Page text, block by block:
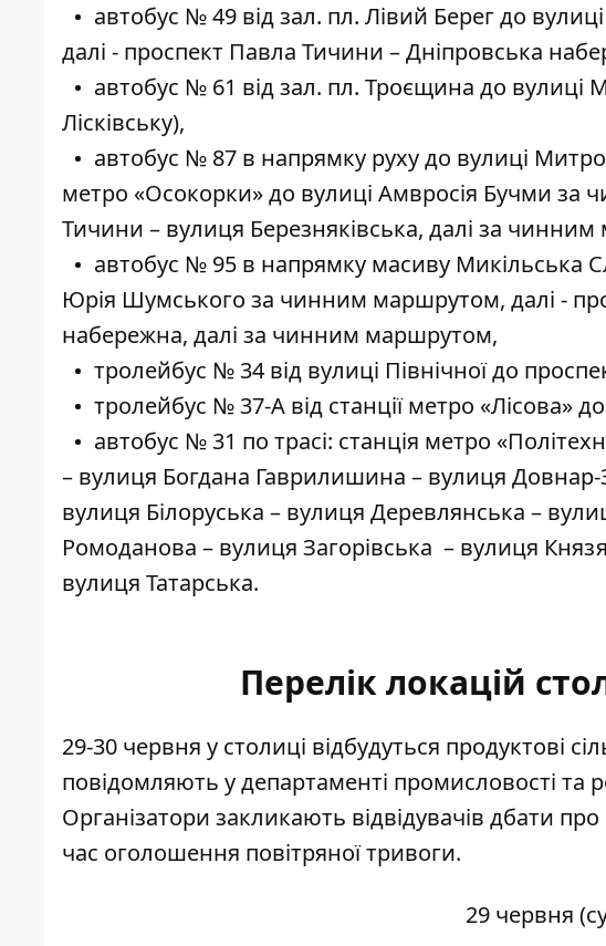
автобус № 49 від зал. пл. Лівий Берег до
далі - проспект Павла Тичини – Дніпровська
автобус № 61 від зал. пл. Троєщина до вулиці
Лісківську),
автобус № 87 в напрямку руху до вулиці
метро «Осокорки» до вулиці Амвросія Бучми за
Тичини – вулиця Березняківська, далі за
автобус № 95 в напрямку масиву Микільська
Юрія Шумського за чинним маршрутом, далі -
набережна, далі за чинним маршрутом,
тролейбус № 34 від вулиці Північної до
тролейбус № 37-А від станції метро «Лісова»
автобус № 31 по трасі: станція метро
– вулиця Богдана Гаврилишина – вулиця Довнар-
вулиця Білоруська – вулиця Деревлянська –
Ромоданова – вулиця Загорівська – вулиця
вулиця Татарська.
Перелік локацій
29-30 червня у столиці відбудуться продуктові
повідомляють у департаменті промисловості
Організатори закликають відвідувачів дбати про
час оголошення повітряної тривоги.
29 червня